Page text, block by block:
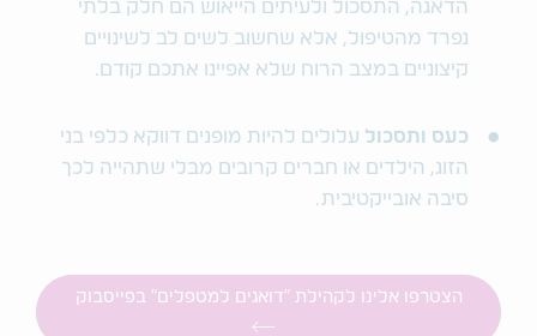
הדאגה, התסכול ולעיתים הייאוש הם חלק בלתי
נפרד מהטיפול, אלא שחשוב לשים לב לשינויים
קיצוניים במצב הרוח שלא אפיינו אתכם קודם.
כעס ותסכול עלולים להיות מופנים דווקא כלפי בני
הזוג, הילדים או חברים קרובים מבלי שתהייה לכך
סיבה אובייקטיבית.
הצטרפו אלינו לקהילת "דואגים למטפלים" בפייסבוק